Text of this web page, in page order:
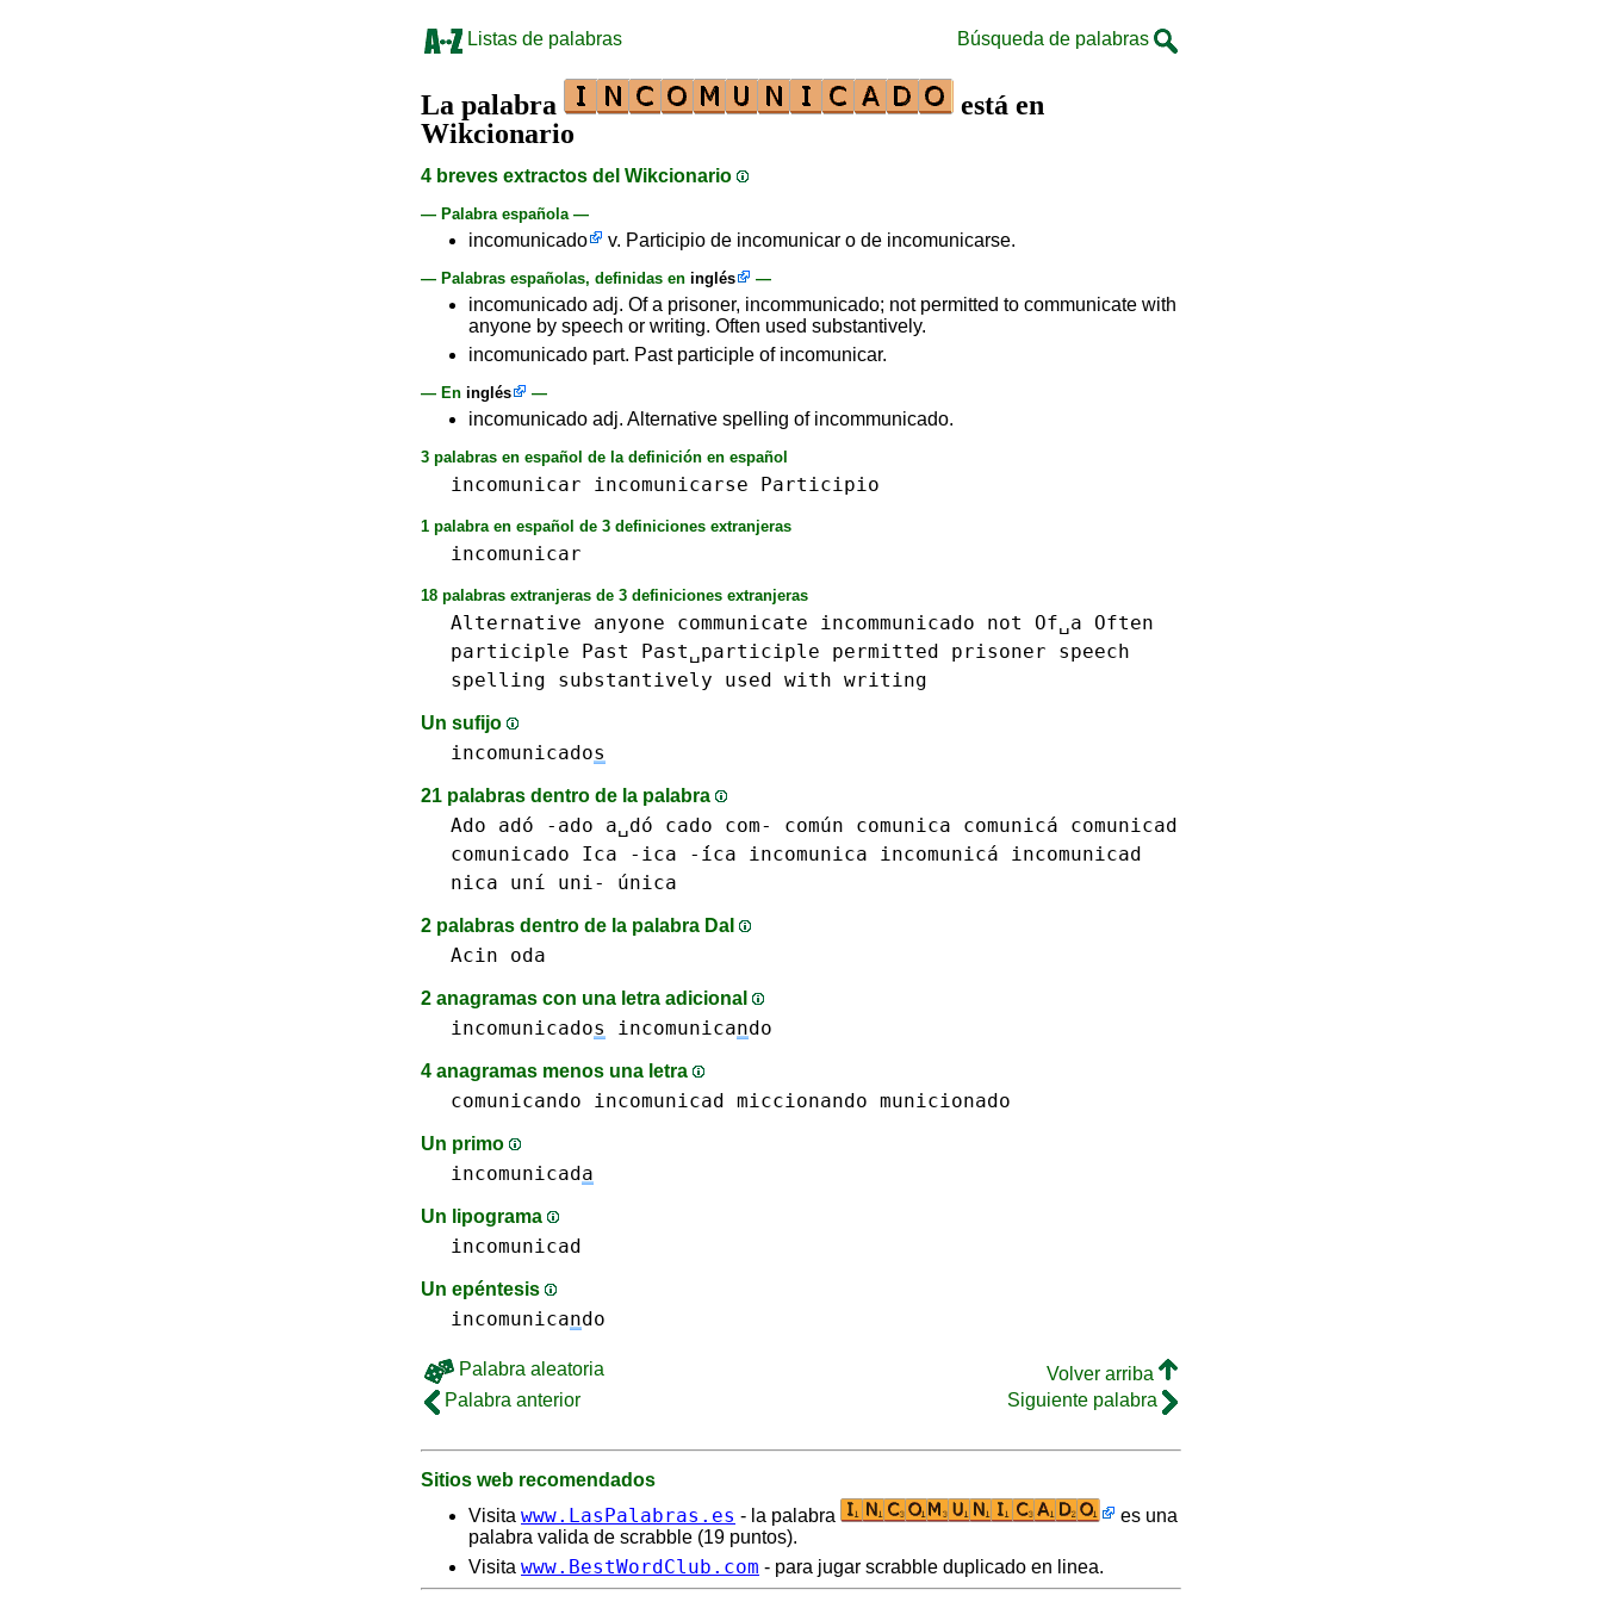
Listas de palabras Búsqueda de palabras
La palabra
está en
Wikcionario
4 breves extractos del Wikcionario
— Palabra española —
incomunicado v. Participio de incomunicar o de incomunicarse.
— Palabras españolas, definidas en inglés —
incomunicado adj. Of a prisoner, incommunicado; not permitted to communicate with
anyone by speech or writing. Often used substantively.
incomunicado part. Past participle of incomunicar.
— En inglés —
incomunicado adj. Alternative spelling of incommunicado.
3 palabras en español de la definición en español
incomunicar incomunicarse Participio
1 palabra en español de 3 definiciones extranjeras
incomunicar
18 palabras extranjeras de 3 definiciones extranjeras
Alternative anyone communicate incommunicado not Of␣a
Often
participle
Past Past␣participle permitted prisoner
speech
spelling
substantively used with writing
Un sufijo
incomunicados
21 palabras dentro de la palabra
Ado adó -ado a␣dó cado com- común comunica comunicá
comunicad
comunicado
Ica -ica -́ica incomunica incomunicá
incomunicad
nica
uní uni- única
2 palabras dentro de la palabra DaI
Acin oda
2 anagramas con una letra adicional
incomunicados incomunicando
4 anagramas menos una letra
comunicando incomunicad miccionando municionado
Un primo
incomunicada
Un lipograma
incomunicad
Un epéntesis
incomunicando
Palabra aleatoria
Volver arriba
Palabra anterior
Siguiente palabra
Sitios web recomendados
Visita www.LasPalabras.es - la palabra
es una
palabra valida de scrabble (19 puntos).
Visita www.BestWordClub.com - para jugar scrabble duplicado en linea.